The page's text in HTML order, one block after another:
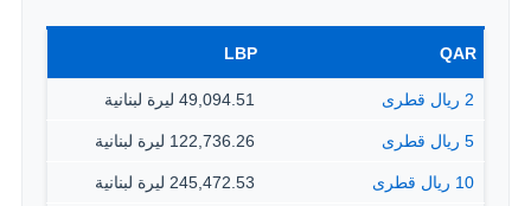
QAR
LBP
2 ريال قطرى 49,094.51 ليرة لبنانية
5 ريال قطرى 122,736.26 ليرة لبنانية
10 ريال قطرى 245,472.53 ليرة لبنانية